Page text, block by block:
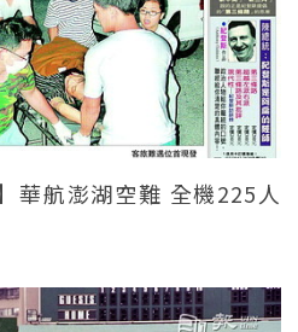
華航澎湖空難 全機225人